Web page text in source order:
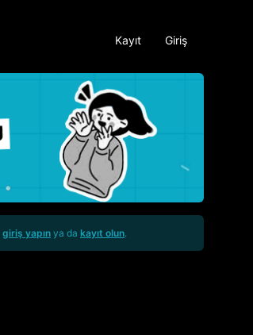
Kayıt Giriş
giriş yapın ya da kayıt olun.